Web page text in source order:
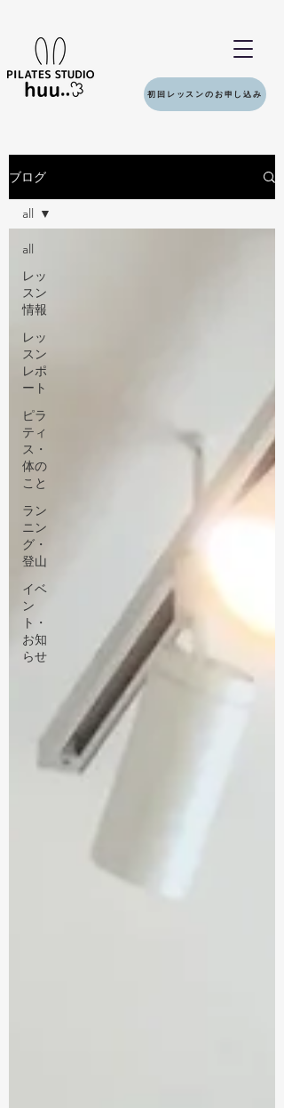
初回レッスンのお申し込み
ブログ
all
レッ
スン
情報
レッ
スン
レポ
ート
ピラ
ティ
ス・
体の
こと
ラン
ニン
グ・
登山
イベ
ン
ト・
お知
らせ
all